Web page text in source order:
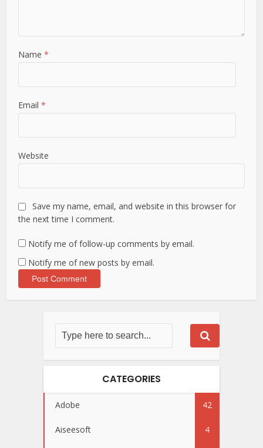
Name*
Email*
Website
Save my name, email, and website in this browser for
the next time I comment.
Notify me of follow-up comments by email.
Notify me of new posts by email.
CATEGORIES
Adobe 42
Aiseesoft 4